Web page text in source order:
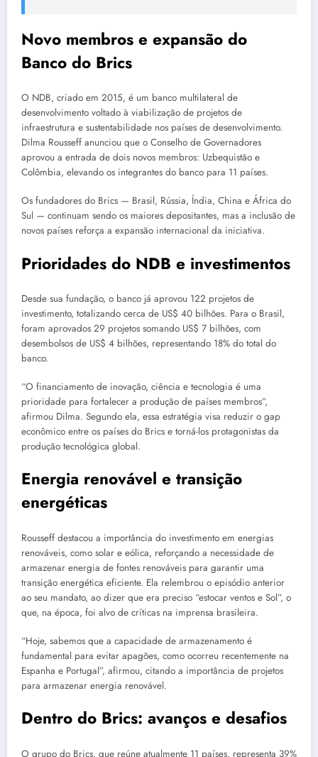
Novo membros e expansão do
Banco do Brics
O NDB, criado em 2015, é um banco multilateral de
desenvolvimento voltado à viabilização de projetos de
infraestrutura e sustentabilidade nos países de desenvolvimento.
Dilma Rousseff anunciou que o Conselho de Governadores
aprovou a entrada de dois novos membros: Uzbequistão e
Colômbia, elevando os integrantes do banco para 11 países.
Os fundadores do Brics — Brasil, Rússia, Índia, China e África do
Sul — continuam sendo os maiores depositantes, mas a inclusão de
novos países reforça a expansão internacional da iniciativa.
Prioridades do NDB e investimentos
Desde sua fundação, o banco já aprovou 122 projetos de
investimento, totalizando cerca de US$ 40 bilhões. Para o Brasil,
foram aprovados 29 projetos somando US$ 7 bilhões, com
desembolsos de US$ 4 bilhões, representando 18% do total do
banco.
“O financiamento de inovação, ciência e tecnologia é uma
prioridade para fortalecer a produção de países membros”,
afirmou Dilma. Segundo ela, essa estratégia visa reduzir o gap
econômico entre os países do Brics e torná-los protagonistas da
produção tecnológica global.
Energia renovável e transição
energéticas
Rousseff destacou a importância do investimento em energias
renováveis, como solar e eólica, reforçando a necessidade de
armazenar energia de fontes renováveis para garantir uma
transição energética eficiente. Ela relembrou o episódio anterior
ao seu mandato, ao dizer que era preciso “estocar ventos e Sol”, o
que, na época, foi alvo de críticas na imprensa brasileira.
“Hoje, sabemos que a capacidade de armazenamento é
fundamental para evitar apagões, como ocorreu recentemente na
Espanha e Portugal”, afirmou, citando a importância de projetos
para armazenar energia renovável.
Dentro do Brics: avanços e desafios
O grupo do Brics, que reúne atualmente 11 países, representa 39%